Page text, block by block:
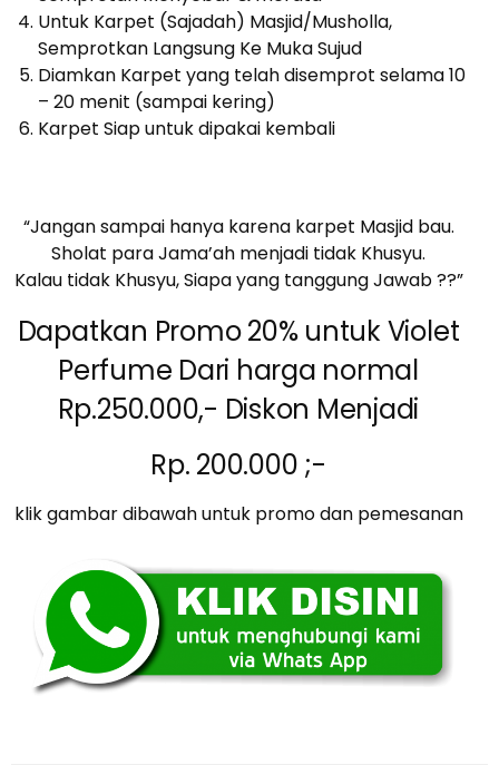
Untuk Karpet (Sajadah) Masjid/Musholla,
Semprotkan Langsung Ke Muka Sujud
Diamkan Karpet yang telah disemprot selama 10
– 20 menit (sampai kering)
Karpet Siap untuk dipakai kembali
“Jangan sampai hanya karena karpet Masjid bau.
Sholat para Jama’ah menjadi tidak Khusyu.
Kalau tidak Khusyu, Siapa yang tanggung Jawab ??”
Dapatkan Promo 20% untuk Violet
Perfume Dari harga normal
Rp.250.000,- Diskon Menjadi
Rp. 200.000 ;-
klik gambar dibawah untuk promo dan pemesanan